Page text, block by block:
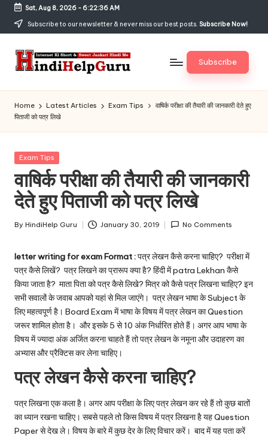
Skip
content
Sat, Aug 8, 2026- 6:22:36 AM
Subscribe to our newsletter & never miss our best posts. Subscribe Now!
H
in
di
H
el
p
G
u
r
u.
c
o
m
Short
Jankari
Hindi
me
Subscribe
Home Latest Articles Exam Tips
वाषिर्क परीक्षा की तैयारी की जानकारी देते हुए
पिताजी को पत्र लिखे
Posted
Exam Tips
वाषिर्क परीक्षा की तैयारी की जानकारी
देते हुए पिताजी को पत्र लिखे
Posted
By HindiHelp Guru January 30, 2019 No Comments
letter writing for exam Format :पत्र लेखन कैसे करना चाहिए? परीक्षा में
पत्र कैसे लिखें? पत्र लिखने का प्रारूप क्या है? हिंदी में patra Lekhan कैसे
किया जाता है? माता पिता को पत्र कैसे लिखे? मित्र को कैसे पत्र लिखना चाहिए? इन
सभी सवालों के जवाब आपको यहां से मिल जाएंगे। पत्र लेखन भाषा के Subject के
लिए महत्वपूर्ण है। Board Exam में भाषा के विषय में पत्र लेखन का Question
जरूर शामिल होता है। और इसके 5 से 10 अंक निर्धारित होते हैं। अगर आप भाषा के
विषय में ज्यादा अंक अर्जित करना चाहते हैं तो पत्र लेखन के नमूना और उदाहरण का
अभ्यास और प्रैक्टिस कर लेना चाहिए।
पत्र लेखन कैसे करना चाहिए?
पत्र लिखना एक कला है। अगर आप परीक्षा के लिए पत्र लेखन कर रहे हैं तो कुछ बातों
का ध्यान रखना चाहिए। सबसे पहले तो किस विषय में पत्र लिखना है यह Question
Paper से देख ले। विषय के बारे में कुछ देर के लिए विचार करें। बाद में यह पता करें